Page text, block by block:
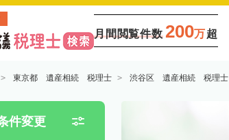
月間閲覧件数 200万超
東京都 遺産相続 税理士 渋谷区 遺産相続 税理士
件変更